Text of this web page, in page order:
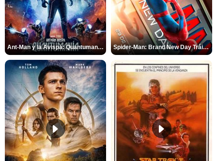
Ant-Man y la Avispa: Quantumanía Tráiler (2) Spider-Man: Brand New Day Tráiler (3)